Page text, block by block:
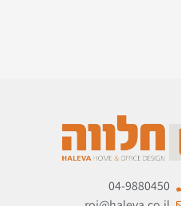
04-9880450